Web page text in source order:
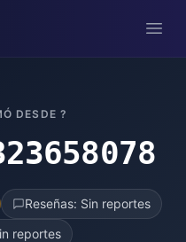
DESDE ?
Reseñas: Sin reportes
reportes